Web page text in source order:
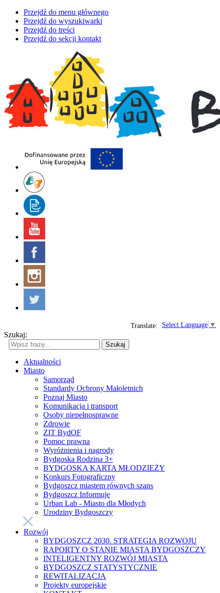
Przejdź do menu głównego
Przejdź do wyszukiwarki
Przejdź do treści
Przejdź do sekcji kontakt
Select Language ▼
Translate:
Szukaj:
Szukaj
Aktualności
Miasto
Samorząd
Standardy Ochrony Małoletnich
Poznaj Miasto
Komunikacja i transport
Osoby niepełnosprawne
Zdrowie
ZIT BydOF
Pomoc prawna
Wyróżnienia i nagrody
Bydgoska Rodzina 3+
BYDGOSKA KARTA MŁODZIEŻY
Konkurs Fotograficzny
Bydgoszcz miastem równych szans
Bydgoszcz Informuje
Urban Lab - Miasto dla Młodych
Urodziny Bydgoszczy
Rozwój
BYDGOSZCZ 2030. STRATEGIA ROZWOJU
RAPORTY O STANIE MIASTA BYDGOSZCZY
INTELIGENTNY ROZWÓJ MIASTA
BYDGOSZCZ STATYSTYCZNIE
REWITALIZACJA
Projekty europejskie